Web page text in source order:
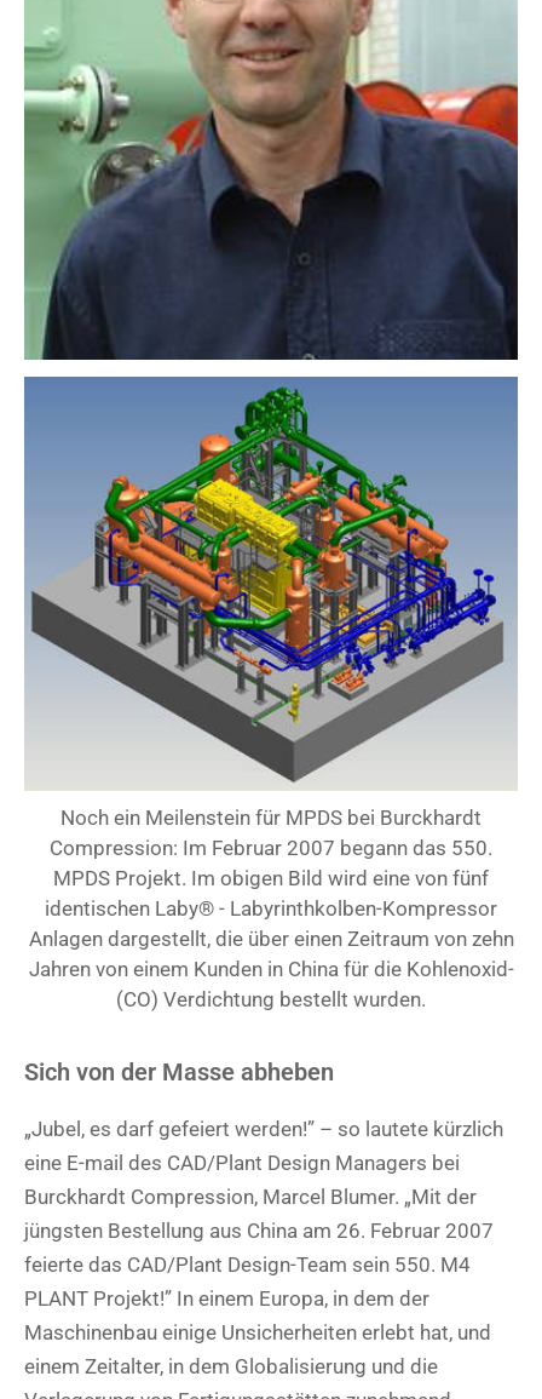
Noch ein Meilenstein für MPDS bei Burckhardt
Compression: Im Februar 2007 begann das 550.
MPDS Projekt. Im obigen Bild wird eine von fünf
identischen Laby® - Labyrinthkolben-Kompressor
Anlagen dargestellt, die über einen Zeitraum von zehn
Jahren von einem Kunden in China für die Kohlenoxid-
(CO) Verdichtung bestellt wurden.
Sich von der Masse abheben
„Jubel, es darf gefeiert werden!” – so lautete kürzlich
eine E-mail des CAD/Plant Design Managers bei
Burckhardt Compression, Marcel Blumer. „Mit der
jüngsten Bestellung aus China am 26. Februar 2007
feierte das CAD/Plant Design-Team sein 550. M4
PLANT Projekt!” In einem Europa, in dem der
Maschinenbau einige Unsicherheiten erlebt hat, und
einem Zeitalter, in dem Globalisierung und die